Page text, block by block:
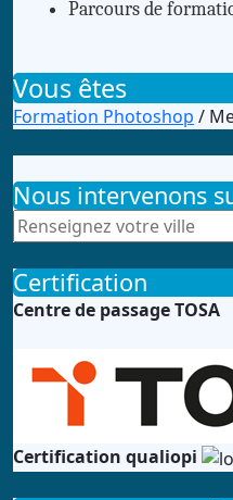
Parcours de
Vous êtes
Formation Photoshop /
Nous intervenons
Certification
Centre de passage TOSA
Certification qualiopi